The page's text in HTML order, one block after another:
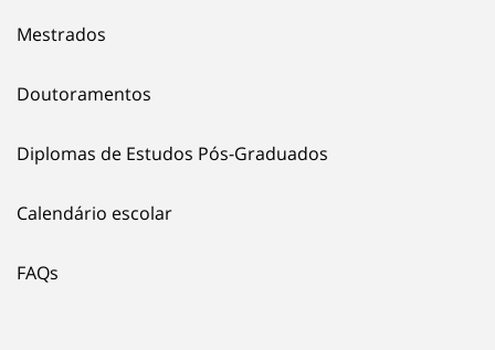
Mestrados
Doutoramentos
Diplomas de Estudos Pós-Graduados
Calendário escolar
FAQs